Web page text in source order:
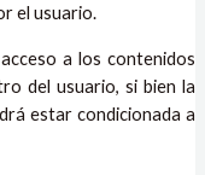
el usuario.
a los contenidos
del usuario, si bien la
estar condicionada a